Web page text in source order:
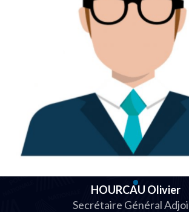
HOURCAU Olivier
Secrétaire Général